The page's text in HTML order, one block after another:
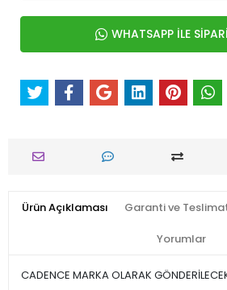
WHATSAPP İLE
Ürün Açıklaması Garanti ve
Yorumlar
CADENCE MARKA OLARAK